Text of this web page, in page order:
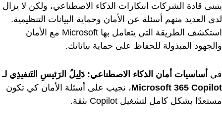
يتبنى قادة الشركات ابتكارات الذكاء الاصطناعي، ولكن لا يزال
لدى العديد منهم أسئلة عن الأمان وحماية البيانات التنظيمية.
استكشف الطريقة التي يتعامل بها Microsoft مع الأمان
والجهود المبذولة للحفاظ على حماية بياناتك.
في
أساسيات أمان الذكاء الاصطناعي: ‏‫دَلِيلُ الرَئيسِ التَنفيذِي لـ
Microsoft 365 Copilot‬، نجيب على أسئلة الأمان كي تكون
مستعدًا بشكل كامل لتشغيل Copilot بثقة.